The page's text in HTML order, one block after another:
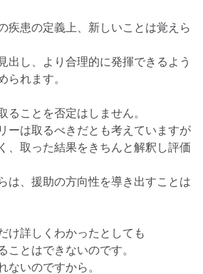
疾患の定義上、新しいことは覚えら
出し、より合理的に発揮できるよう
られます。
ることを否定はしません。
ーは取るべきだとも考えていますが
、取った結果をきちんと解釈し評価
は、援助の方向性を導き出すことは
け詳しくわかったとしても
ことはできないのです。
ないのですから。